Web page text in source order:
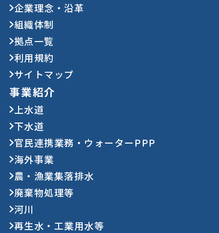
企業理念・沿革
組織体制
拠点一覧
利用規約
サイトマップ
事業紹介
上水道
下水道
官民連携業務・ウォーターPPP
海外事業
農・漁業集落排水
廃棄物処理等
河川
再生水・工業用水等